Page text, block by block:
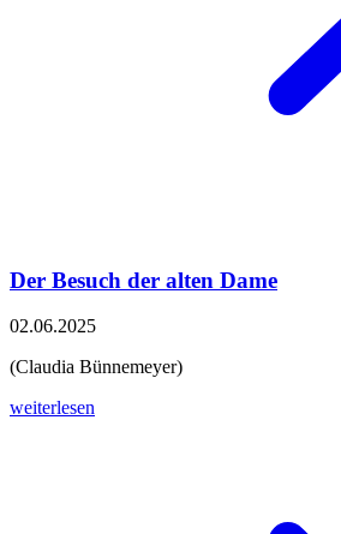
Der Besuch der alten Dame
02.06.2025
(Claudia Bünnemeyer)
weiterlesen